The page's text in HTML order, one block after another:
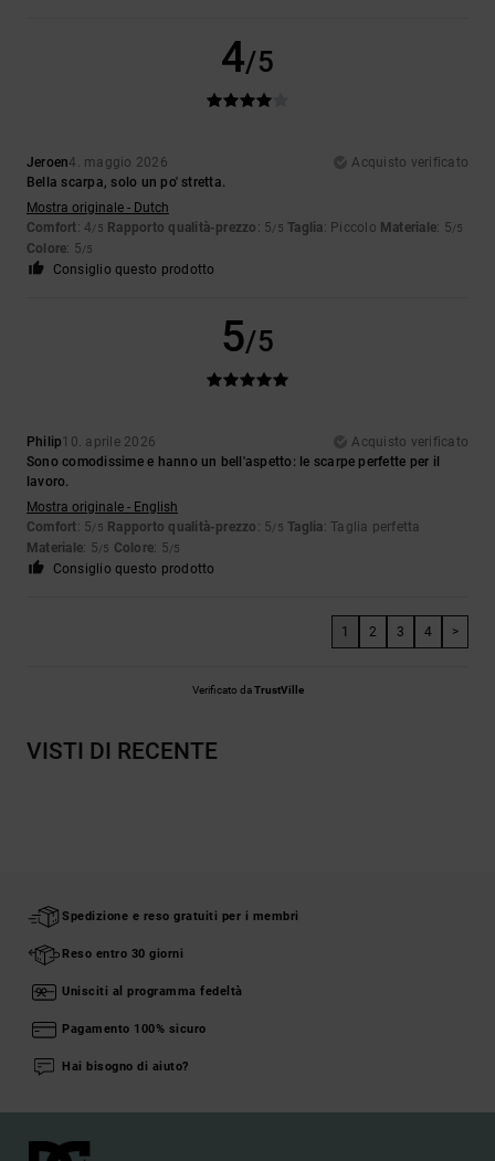
4/5
Jeroen4. maggio 2026
Acquisto verificato
Bella scarpa, solo un po' stretta.
Mostra originale - Dutch
Comfort: 4/5 Rapporto qualità-prezzo : 5/5 Taglia: Piccolo Materiale: 5/5
Colore: 5/5
Consiglio questo prodotto
5/5
Philip10. aprile 2026
Acquisto verificato
Sono comodissime e hanno un bell'aspetto: le scarpe perfette per il
lavoro.
Mostra originale - English
Comfort: 5/5 Rapporto qualità-prezzo : 5/5 Taglia: Taglia perfetta
Materiale: 5/5 Colore: 5/5
Consiglio questo prodotto
1 2 3 4 >
Verificato daTrustVille
VISTI DI RECENTE
Spedizione e reso gratuiti per i membri
Reso entro 30 giorni
Unisciti al programma fedeltà
Pagamento 100% sicuro
Hai bisogno di aiuto?